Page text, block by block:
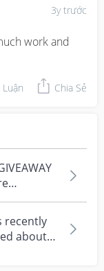
3y trước
work and
Chia Sẻ
recently
about